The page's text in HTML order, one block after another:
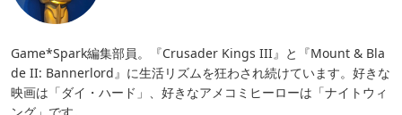
Game*Spark編集部員。『Crusader Kings III』と『Mount & Bla
de II: Bannerlord』に生活リズムを狂わされ続けています。好きな
映画は「ダイ・ハード」、好きなアメコミヒーローは「ナイトウィ
ング」です。